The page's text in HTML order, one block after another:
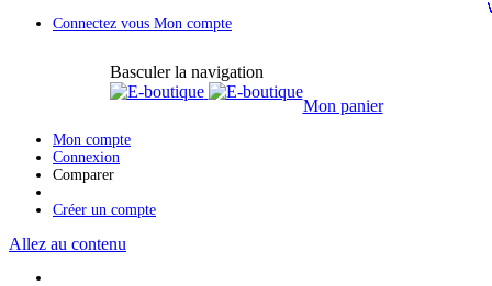
Connectez vous Mon compte
Basculer la navigation
Mon panier
Mon compte
Connexion
Comparer
Créer un compte
Allez au contenu